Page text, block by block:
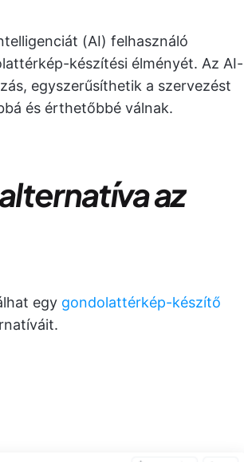
(AI) felhasználó
készítési élményét. Az AI-
egyszerűsíthetik a szervezést
és érthetőbbé válnak.
az
egy gondolattérkép-készítő